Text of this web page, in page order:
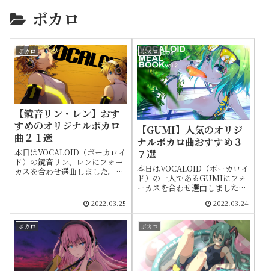
ボカロ
ボカロ
【鏡音リン・レン】おす
すめのオリジナルボカロ
曲２１選
本日はVOCALOID（ボーカロイ
ド）の鏡音リン、レンにフォー
カスを合わせ選曲しました。公
す。投稿日や曲情報を簡潔にま
とめてます。紹介はランキング
形式ではなく順不同です
2022.03.25
ボカロ
【GUMI】人気のオリジ
ナルボカロ曲おすすめ３
７選
本日はVOCALOID（ボーカロイ
ド）の一人であるGUMIにフォ
ーカスを合わせ選曲しました。
ど曲名がわからない」という作
品が見つかるかもしれません。
公式動画を添付しておりますの
でダウンロードせずに視聴でき
ます。投稿日や曲情報を簡潔に
まとめてます。紹介はランキン
グ形式ではなく順不同です
2022.03.24
ボカロ ボカロ